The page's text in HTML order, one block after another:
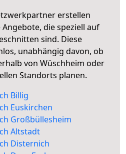
erstellen
die speziell auf
sind. Diese
unabhängig davon, ob
von Wüschheim oder
Standorts planen.
Billig
Euskirchen
Großbüllesheim
Altstadt
Disternich